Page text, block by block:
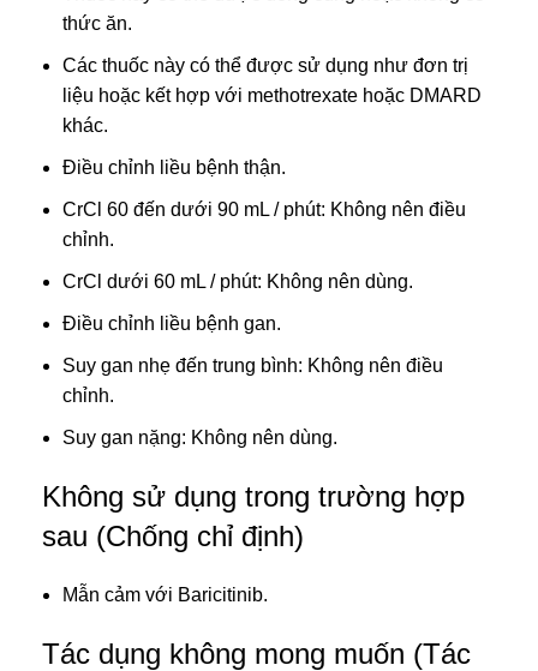
thức ăn.
Các thuốc này có thể được sử dụng như đơn trị
liệu hoặc kết hợp với methotrexate hoặc DMARD
khác.
Điều chỉnh liều bệnh thận.
CrCl 60 đến dưới 90 mL / phút: Không nên điều
chỉnh.
CrCl dưới 60 mL / phút: Không nên dùng.
Điều chỉnh liều bệnh gan.
Suy gan nhẹ đến trung bình: Không nên điều
chỉnh.
Suy gan nặng: Không nên dùng.
Không sử dụng trong trường hợp
sau (Chống chỉ định)
Mẫn cảm với Baricitinib.
Tác dụng không mong muốn (Tác